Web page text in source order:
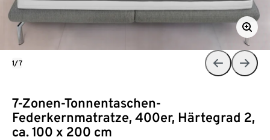
7-Zonen-Tonnentaschen-
Federkernmatratze, 400er, Härtegrad 2,
ca. 100 x 200 cm
1/7